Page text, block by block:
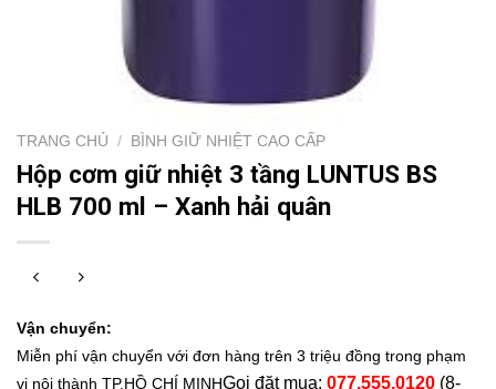
TRANG CHỦ / BÌNH GIỮ NHIỆT CAO CẤP
Hộp cơm giữ nhiệt 3 tầng LUNTUS BS
HLB 700 ml – Xanh hải quân
Vận chuyển:
Miễn phí vận chuyển với đơn hàng trên 3 triệu đồng trong phạm
vi nội thành TP.HỒ CHÍ MINHGọi đặt mua: 077.555.0120 (8-